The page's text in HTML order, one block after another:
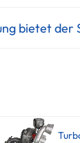
bietet der